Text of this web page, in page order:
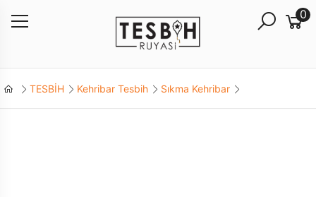
0
TESBİH Kehribar Tesbih Sıkma Kehribar